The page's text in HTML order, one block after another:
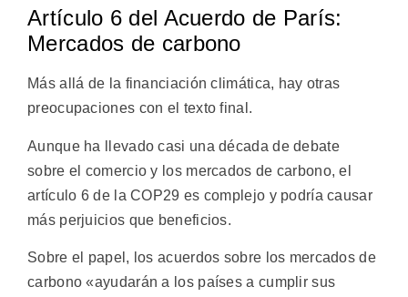
Artículo 6 del Acuerdo de París:
Mercados de carbono
Más allá de la financiación climática, hay otras
preocupaciones con el texto final.
Aunque ha llevado casi una década de debate
sobre el comercio y los mercados de carbono, el
artículo 6 de la COP29 es complejo y podría causar
más perjuicios que beneficios.
Sobre el papel, los acuerdos sobre los mercados de
carbono «ayudarán a los países a cumplir sus